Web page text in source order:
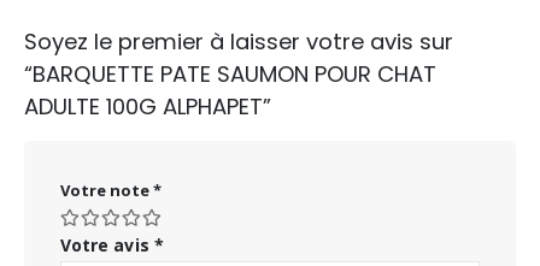
Soyez le premier à laisser votre avis sur
“BARQUETTE PATE SAUMON POUR CHAT
ADULTE 100G ALPHAPET”
Votre note*
Votre avis *